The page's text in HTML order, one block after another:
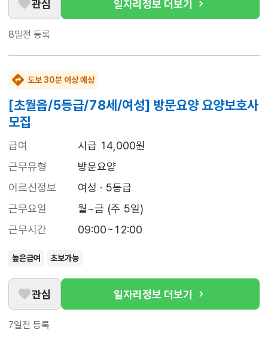
관심 일자리정보 더보기
8일전 등록
도보 30분 이상 예상
[초월읍/5등급/78세/여성] 방문요양 요양보호사
모집
급여
시급 14,000원
근무유형
방문요양
어르신정보
여성 · 5등급
근무요일
월~금 (주 5일)
근무시간
09:00~12:00
높은급여 초보가능
관심 일자리정보 더보기
7일전 등록